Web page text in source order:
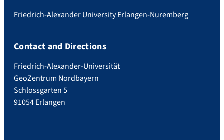
Friedrich-Alexander University Erlangen-Nuremberg
Contact and Directions
Friedrich-Alexander-Universität
GeoZentrum Nordbayern
Schlossgarten 5
91054 Erlangen